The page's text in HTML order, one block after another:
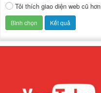
Tôi thích giao diện web cũ hơn